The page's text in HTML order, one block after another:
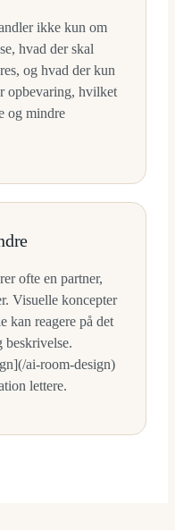
ikke kun om
hvad der skal
og hvad der kun
opbevaring, hvilket
og mindre
ofte en partner,
Visuelle koncepter
kan reagere på det
beskrivelse.
ai-room-design)
lettere.